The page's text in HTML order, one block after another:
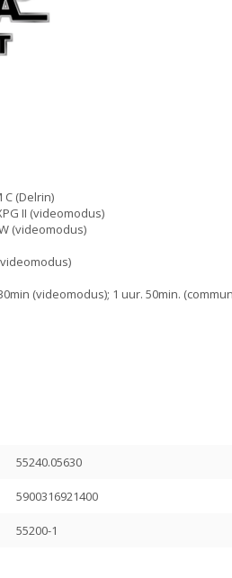
(Delrin)
II (videomodus)
(videomodus)
(videomodus); 1 uur. 50min.
55240.05630
5900316921400
55200-1